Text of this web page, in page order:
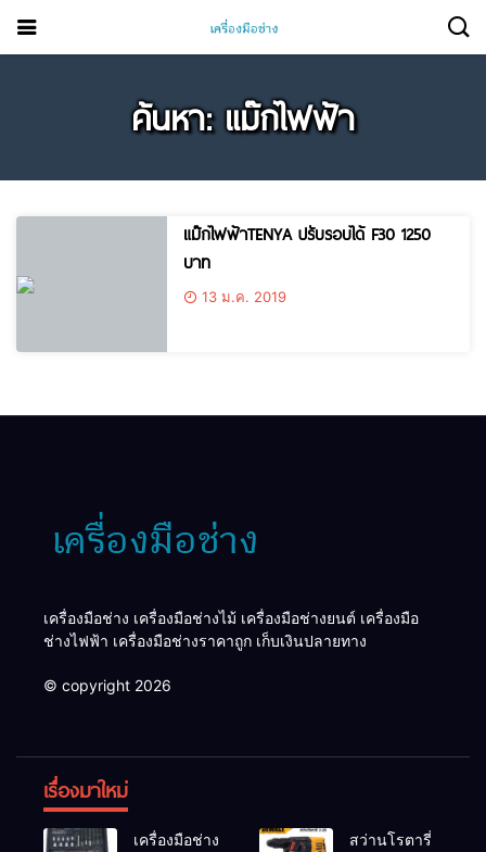
ค้นหา: แม๊กไฟฟ้า
แม๊กไฟฟ้าTENYA ปรับรอบได้ F30 1250
บาท
13 ม.ค. 2019
เครื่องมือช่าง เครื่องมือช่างไม้ เครื่องมือช่างยนต์ เครื่องมือ
ช่างไฟฟ้า เครื่องมือช่างราคาถูก เก็บเงินปลายทาง
© copyright 2026
เรื่องมาใหม่
เครื่องมือช่าง
สว่านโรตารี่